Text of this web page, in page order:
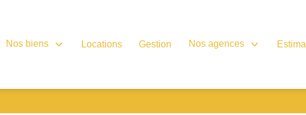
Nos biens Locations Gestion Nos agences